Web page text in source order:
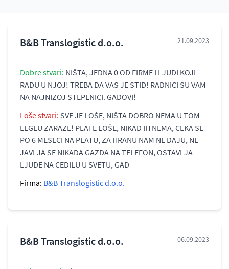
B&B Translogistic d.o.o. 21.09.2023
Dobre stvari: NIŠTA, JEDNA 0 OD FIRME I LJUDI KOJI
RADU U NJOJ! TREBA DA VAS JE STID! RADNICI SU VAM
NA NAJNIZOJ STEPENICI. GADOVI!
Loše stvari: SVE JE LOŠE, NIŠTA DOBRO NEMA U TOM
LEGLU ZARAZE! PLATE LOŠE, NIKAD IH NEMA, CEKA SE
PO 6 MESECI NA PLATU, ZA HRANU NAM NE DAJU, NE
JAVLJA SE NIKADA GAZDA NA TELEFON, OSTAVLJA
LJUDE NA CEDILU U SVETU, GAD
Firma: B&B Translogistic d.o.o.
B&B Translogistic d.o.o. 06.09.2023